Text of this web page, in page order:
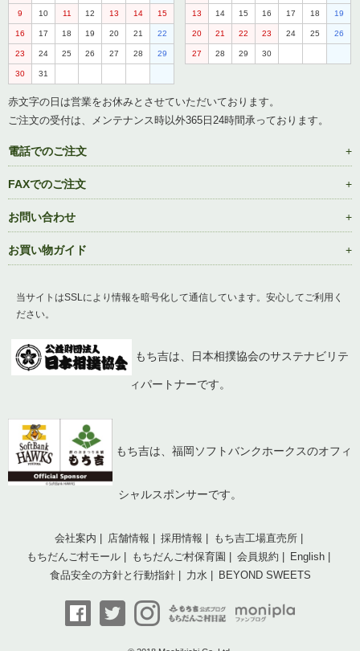
9 10 11 12 13 14 15
16 17 18 19 20 21 22
23 24 25 26 27 28 29
30 31
13 14 15 16 17 18 19
20 21 22 23 24 25 26
27 28 29 30
赤文字の日は営業をお休みとさせていただいております。
ご注文の受付は、メンテナンス時以外365日24時間承っております。
電話でのご注文
FAXでのご注文
お問い合わせ
お買い物ガイド
当サイトはSSLにより情報を暗号化して通信しています。安心してご利用く
ださい。
もち吉は、日本相撲協会のサステナビリテ
ィパートナーです。
もち吉は、福岡ソフトバンクホークスのオフィ
シャルスポンサーです。
会社案内 店舗情報 採用情報
もち吉工場直売所
もちだんご村モール
もちだんご村保育園 会員規約
English
食品安全の方針と行動指針
力水 BEYOND SWEETS